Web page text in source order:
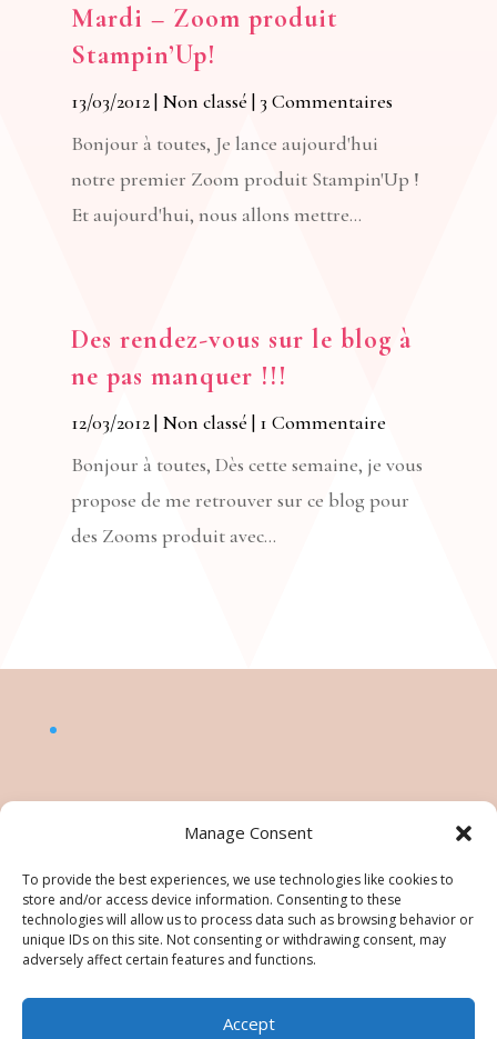
Manage Consent
To provide the best experiences, we use technologies like cookies to
store and/or access device information. Consenting to these
technologies will allow us to process data such as browsing behavior or
unique IDs on this site. Not consenting or withdrawing consent, may
adversely affect certain features and functions.
Accept
Mardi – Zoom produit
Stampin’Up!
13/03/2012| Non classé | 3 Commentaires
Bonjour à toutes, Je lance aujourd'hui
notre premier Zoom produit Stampin'Up !
Et aujourd'hui, nous allons mettre...
Des rendez-vous sur le blog à
ne pas manquer !!!
12/03/2012| Non classé | 1 Commentaire
Bonjour à toutes, Dès cette semaine, je vous
propose de me retrouver sur ce blog pour
des Zooms produit avec...
©Nésiris. Katia Picollier est Démonstratrice